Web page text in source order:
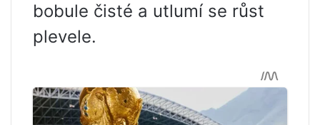
bobule čisté a utlumí se růst
plevele.